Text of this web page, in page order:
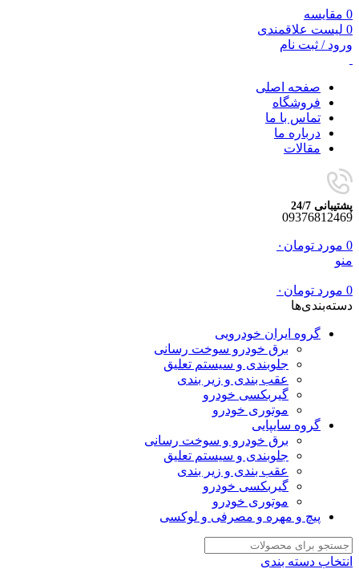
0 مقایسه
0 لیست علاقمندی
ورود / ثبت نام
صفحه اصلی
فروشگاه
تماس با ما
درباره ما
مقالات
پشتیبانی 24/7
09376812469
0 مورد تومان ۰
منو
0 مورد تومان ۰
دسته‌بندی‌ها
گروه ایران خودرویی
برق خودرو سوخت رسانی
جلوبندی و سیستم تعلیق
عقب بندی و زیر بندی
گیربکسی خودرو
موتوری خودرو
گروه سایپایی
برق خودرو و سوخت رسانی
جلوبندی و سیستم تعلیق
عقب بندی و زیر بندی
گیربکسی خودرو
موتوری خودرو
پیچ و مهره و مصرفی و لوکسی
انتخاب دسته بندی